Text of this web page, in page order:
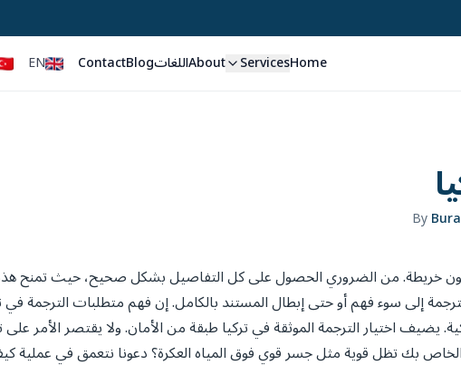
Home
Services
AboutاللغاتBlog
Contact
EN
By
بدون خريطة. من الضروري الحصول على كل التفاصيل بشكل صحيح، حيث تمنح
إلى سوء فهم أو حتى إبطال المستند بالكامل. إن فهم متطلبات الترجمة في
يضيف اختيار الترجمة الموثقة في تركيا طبقة من الأمان. ولا يقتصر الأمر
بك تظل قوية مثل جسر قوي فوق المياه العكرة؟ دعونا نتعمق في عملية